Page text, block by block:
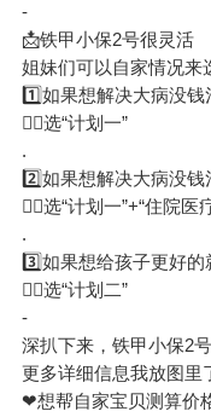
-
📩铁甲小保2号很灵活
姐妹们可以自家情况来
1️⃣如果想解决大病没钱
👉🏻选“计划一”
.
2️⃣如果想解决大病没
👉🏻选“计划一”+“住院
.
3️⃣如果想给孩子更好的
👉🏻选“计划二”
-
深扒下来，铁甲小保2
更多详细信息我放图里
❤想帮自家宝贝测算价